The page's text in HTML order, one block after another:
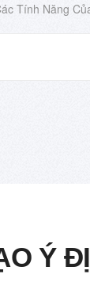
Tính Năng
Ý